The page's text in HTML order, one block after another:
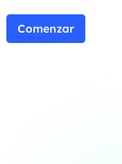
Comenzar